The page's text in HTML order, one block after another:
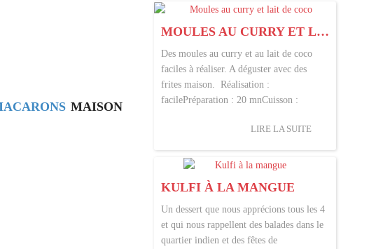
MAISON
MOULES AU CURRY ET LAIT DE COCO
Des moules au curry et au lait de coco
faciles à réaliser. A déguster avec des
frites maison. Réalisation :
facilePréparation : 20 mnCuisson :
LIRE LA SUITE
KULFI À LA MANGUE
Un dessert que nous apprécions tous les 4
et qui nous rappellent des balades dans le
quartier indien et des fêtes de